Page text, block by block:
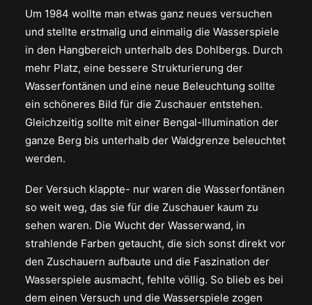
Um 1984 wollte man etwas ganz neues versuchen
und stellte erstmalig und einmalig die Wasserspiele
in den Hangbereich unterhalb des Dohlbergs. Durch
mehr Platz, eine bessere Strukturierung der
Wasserfontänen und eine neue Beleuchtung sollte
ein schöneres Bild für die Zuschauer entstehen.
Gleichzeitig sollte mit einer Bengal-Illumination der
ganze Berg bis unterhalb der Waldgrenze beleuchtet
werden.
Der Versuch klappte- nur waren die Wasserfontänen
so weit weg, das sie für die Zuschauer kaum zu
sehen waren. Die Wucht der Wasserwand, in
strahlende Farben getaucht, die sich sonst direkt vor
den Zuschauern aufbaute und die Faszination der
Wasserspiele ausmacht, fehlte völlig. So blieb es bei
dem einen Versuch und die Wasserspiele zogen